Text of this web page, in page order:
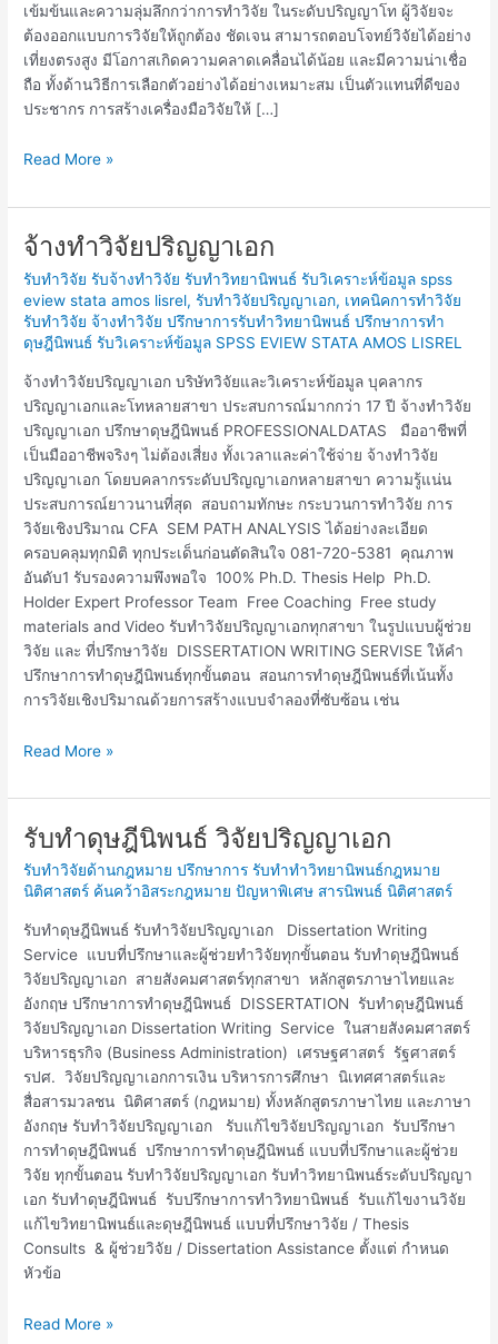
เข้มข้นและความลุ่มลึกกว่าการทำวิจัย ในระดับปริญญาโท ผู้วิจัยจะ
ต้องออกแบบการวิจัยให้ถูกต้อง ชัดเจน สามารถตอบโจทย์วิจัยได้อย่าง
เที่ยงตรงสูง มีโอกาสเกิดความคลาดเคลื่อนได้น้อย และมีความน่าเชื่อ
ถือ ทั้งด้านวิธีการเลือกตัวอย่างได้อย่างเหมาะสม เป็นตัวแทนที่ดีของ
ประชากร การสร้างเครื่องมือวิจัยให้ […]
Read More »
จ้างทำวิจัยปริญญาเอก
รับทำวิจัย รับจ้างทำวิจัย รับทำวิทยานิพนธ์ รับวิเคราะห์ข้อมูล spss
eview stata amos lisrel,รับทำวิจัยปริญญาเอก, เทคนิคการทำวิจัย
รับทำวิจัย จ้างทำวิจัย ปรึกษาการรับทำวิทยานิพนธ์ ปรึกษาการทำ
ดุษฎีนิพนธ์ รับวิเคราะห์ข้อมูล SPSS EVIEW STATA AMOS LISREL
จ้างทำวิจัยปริญญาเอก บริษัทวิจัยและวิเคราะห์ข้อมูล บุคลากร
ปริญญาเอกและโทหลายสาขา ประสบการณ์มากกว่า 17 ปี จ้างทำวิจัย
ปริญญาเอก ปรึกษาดุษฎีนิพนธ์ PROFESSIONALDATAS มืออาชีพที่
เป็นมืออาชีพจริงๆ ไม่ต้องเสี่ยง ทั้งเวลาและค่าใช้จ่าย จ้างทำวิจัย
ปริญญาเอก โดยบคลากรระดับปริญญาเอกหลายสาขา ความรู้แน่น
ประสบการณ์ยาวนานที่สุด สอบถามทักษะ กระบวนการทำวิจัย การ
วิจัยเชิงปริมาณ CFA SEM PATH ANALYSIS ได้อย่างละเอียด
ครอบคลุมทุกมิติ ทุกประเด็นก่อนตัดสินใจ 081-720-5381 คุณภาพ
อันดับ1 รับรองความพึงพอใจ 100% Ph.D. Thesis Help Ph.D.
Holder Expert Professor Team Free Coaching Free study
materials and Video รับทำวิจัยปริญญาเอกทุกสาขา ในรูปแบบผู้ช่วย
วิจัย และ ที่ปรึกษาวิจัย DISSERTATION WRITING SERVISE ให้คำ
ปรึกษาการทำดุษฎีนิพนธ์ทุกขั้นตอน สอนการทำดุษฎีนิพนธ์ที่เน้นทั้ง
การวิจัยเชิงปริมาณด้วยการสร้างแบบจำลองที่ซับซ้อน เช่น
จ้าง
วิจัย
ปริญญา
เอก
Read More »
รับทำดุษฎีนิพนธ์ วิจัยปริญญาเอก
รับทำวิจัยด้านกฎหมาย ปรึกษาการ รับทำทำวิทยานิพนธ์กฎหมาย
นิติศาสตร์ ค้นคว้าอิสระกฎหมาย ปัญหาพิเศษ สารนิพนธ์ นิติศาสตร์
รับทำดุษฎีนิพนธ์ รับทำวิจัยปริญญาเอก Dissertation Writing
Service แบบที่ปรึกษาและผู้ช่วยทำวิจัยทุกขั้นตอน รับทำดุษฎีนิพนธ์
วิจัยปริญญาเอก สายสังคมศาสตร์ทุกสาขา หลักสูตรภาษาไทยและ
อังกฤษ ปรึกษาการทำดุษฎีนิพนธ์ DISSERTATION รับทำดุษฎีนิพนธ์
วิจัยปริญญาเอก Dissertation Writing Service ในสายสังคมศาสตร์
บริหารธุรกิจ (Business Administration) เศรษฐศาสตร์ รัฐศาสตร์
รปศ. วิจัยปริญญาเอกการเงิน บริหารการศึกษา นิเทศศาสตร์และ
สื่อสารมวลชน นิติศาสตร์ (กฎหมาย) ทั้งหลักสูตรภาษาไทย และภาษา
อังกฤษ รับทำวิจัยปริญญาเอก รับแก้ไขวิจัยปริญญาเอก รับปรึกษา
การทำดุษฎีนิพนธ์ ปรึกษาการทำดุษฎีนิพนธ์ แบบที่ปรึกษาและผู้ช่วย
วิจัย ทุกขั้นตอน รับทำวิจัยปริญญาเอก รับทำวิทยานิพนธ์ระดับปริญญา
เอก รับทำดุษฎีนิพนธ์ รับปรึกษาการทำวิทยานิพนธ์ รับแก้ไขงานวิจัย
แก้ไขวิทยานิพนธ์และดุษฎีนิพนธ์ แบบที่ปรึกษาวิจัย / Thesis
Consults & ผู้ช่วยวิจัย / Dissertation Assistance ตั้งแต่ กำหนด
หัวข้อ
รับ
ดุษฎีนิพนธ์
ปริญญา
เอก
Read More »